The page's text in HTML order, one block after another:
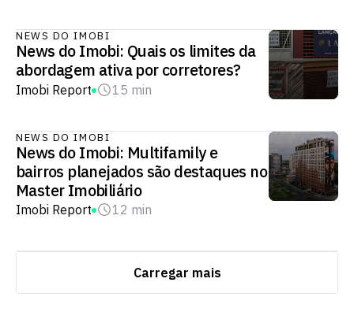
NEWS DO IMOBI
News do Imobi: Quais os limites da
abordagem ativa por corretores?
Imobi Report 15 min
NEWS DO IMOBI
News do Imobi: Multifamily e
bairros planejados são destaques no
Master Imobiliário
Imobi Report 12 min
Carregar mais